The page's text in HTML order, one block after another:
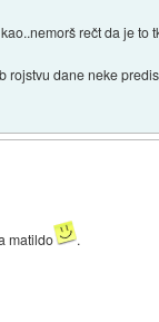
rečt da je to
rojstvu dane neke
matildo .